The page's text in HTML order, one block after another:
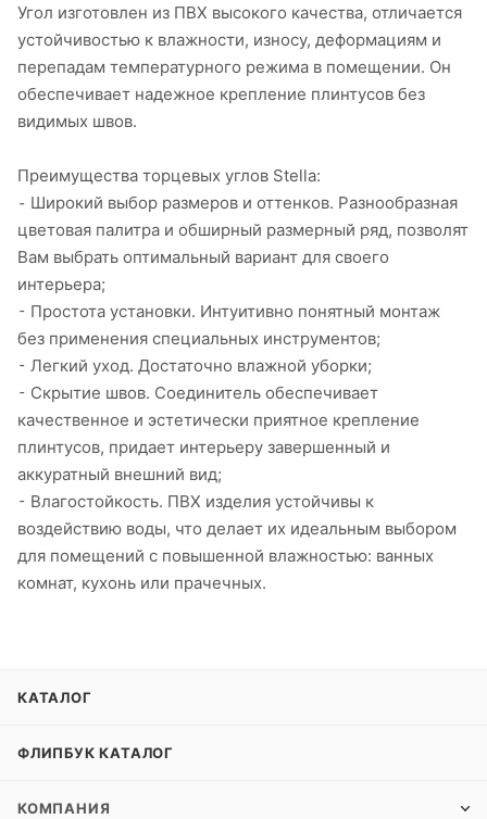
Угол изготовлен из ПВХ высокого качества, отличается
устойчивостью к влажности, износу, деформациям и
перепадам температурного режима в помещении. Он
обеспечивает надежное крепление плинтусов без
видимых швов.
Преимущества торцевых углов Stella:
⁃ Широкий выбор размеров и оттенков. Разнообразная
цветовая палитра и обширный размерный ряд, позволят
Вам выбрать оптимальный вариант для своего
интерьера;
⁃ Простота установки. Интуитивно понятный монтаж
без применения специальных инструментов;
⁃ Легкий уход. Достаточно влажной уборки;
⁃ Скрытие швов. Соединитель обеспечивает
качественное и эстетически приятное крепление
плинтусов, придает интерьеру завершенный и
аккуратный внешний вид;
⁃ Влагостойкость. ПВХ изделия устойчивы к
воздействию воды, что делает их идеальным выбором
для помещений с повышенной влажностью: ванных
комнат, кухонь или прачечных.
КАТАЛОГ
ФЛИПБУК КАТАЛОГ
КОМПАНИЯ